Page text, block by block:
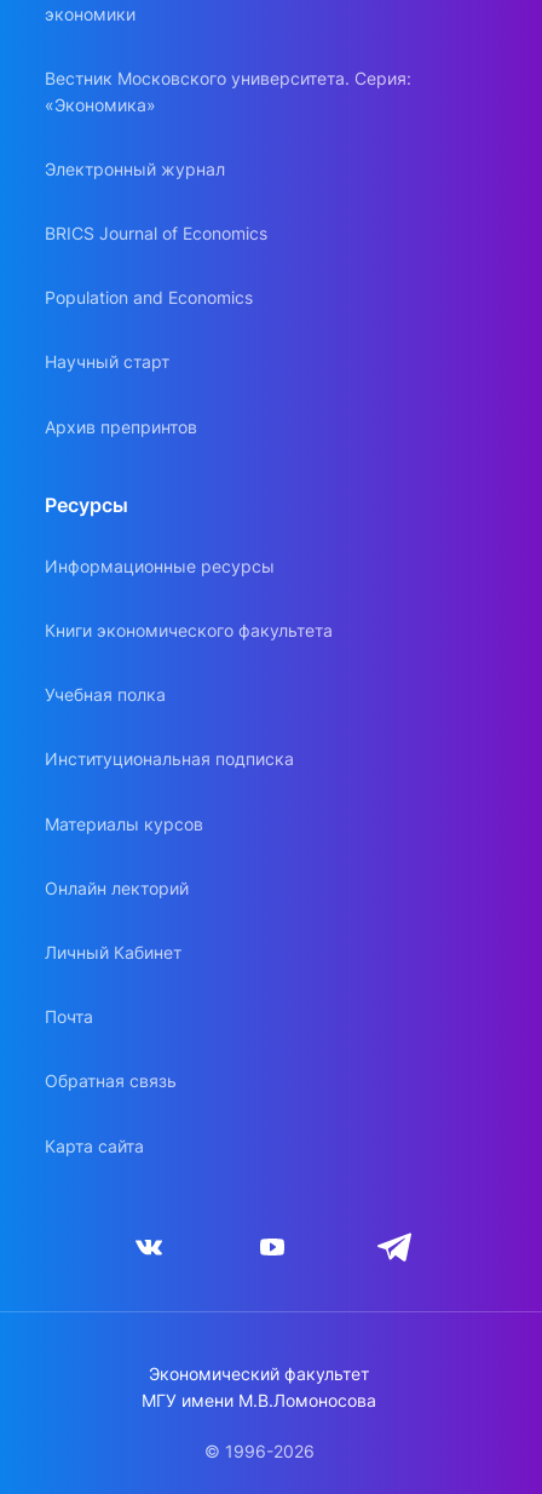
экономики
Вестник Московского университета. Серия:
«Экономика»
Электронный журнал
BRICS Journal of Economics
Population and Economics
Научный старт
Архив препринтов
Ресурсы
Информационные ресурсы
Книги экономического факультета
Учебная полка
Институциональная подписка
Материалы курсов
Онлайн лекторий
Личный Кабинет
Почта
Обратная связь
Карта сайта
Экономический факультет
МГУ имени М.В.Ломоносова
© 1996-2026